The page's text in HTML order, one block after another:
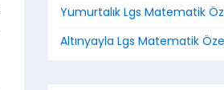
Yumurtalık Lgs Matematik
Altınyayla Lgs Matematik